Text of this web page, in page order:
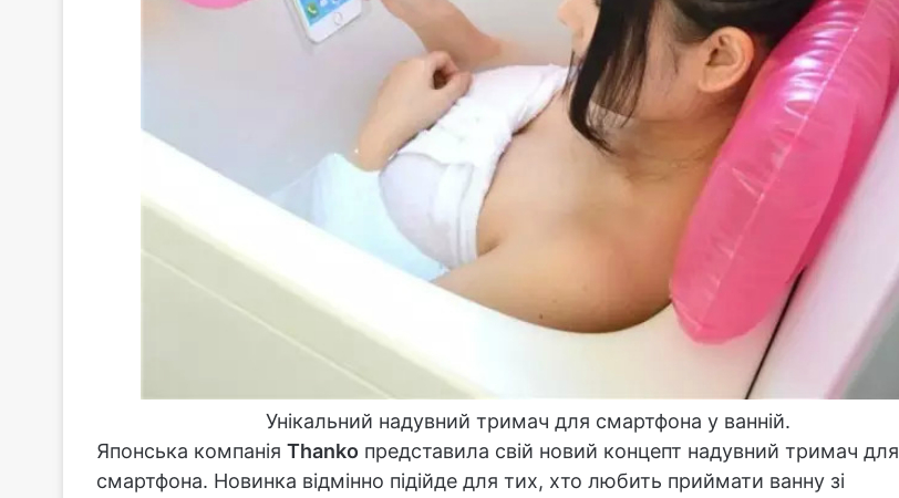
Унікальний надувний тримач для смартфона у ванній.
Японська компанія Thanko представила свій новий концепт надувний тримач для
смартфона. Новинка відмінно підійде для тих, хто любить приймати ванну зі